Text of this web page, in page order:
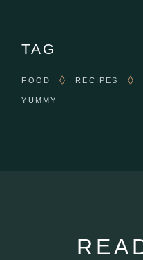
TAG
FOOD RECIPES
YUMMY